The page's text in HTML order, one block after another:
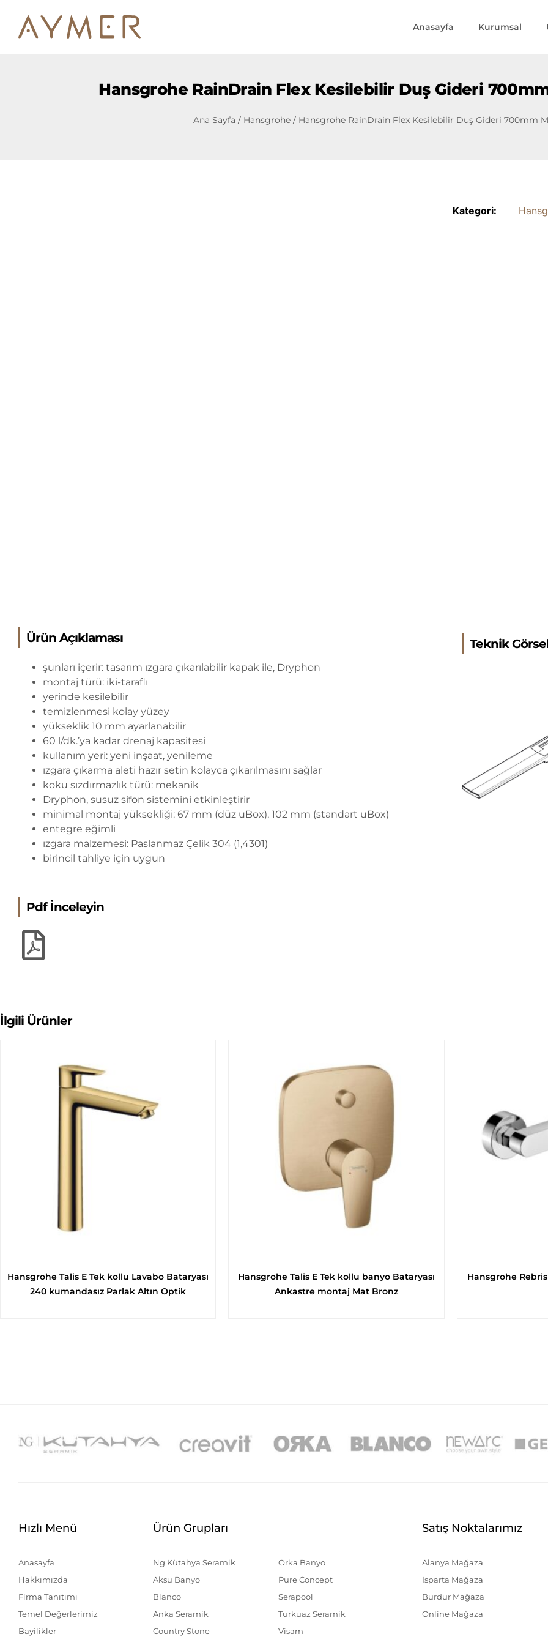
Anasayfa Kurumsal
Hansgrohe RainDrain Flex Kesilebilir Duş Gideri
Ana Sayfa / Hansgrohe/ Hansgrohe RainDrain Flex Kesilebilir Duş Gideri 700mm
Kategori:
Ürün Açıklaması
şunları içerir: tasarım ızgara çıkarılabilir kapak ile, Dryphon
montaj türü: iki-taraflı
yerinde kesilebilir
temizlenmesi kolay yüzey
yükseklik 10 mm ayarlanabilir
60 l/dk.’ya kadar drenaj kapasitesi
kullanım yeri: yeni inşaat, yenileme
ızgara çıkarma aleti hazır setin kolayca çıkarılmasını sağlar
koku sızdırmazlık türü: mekanik
Dryphon, susuz sifon sistemini etkinleştirir
minimal montaj yüksekliği: 67 mm (düz uBox), 102 mm (standart uBox)
entegre eğimli
ızgara malzemesi: Paslanmaz Çelik 304 (1,4301)
birincil tahliye için uygun
Pdf İnceleyin
Teknik
İlgili Ürünler
Hansgrohe Talis E Tek kollu Lavabo Bataryası
240 kumandasız Parlak Altın Optik
Hansgrohe Talis E Tek kollu banyo Bataryası
Ankastre montaj Mat Bronz
Hansgrohe
Hızlı Menü
Anasayfa
Hakkımızda
Firma Tanıtımı
Temel Değerlerimiz
Bayilikler
Ürün Grupları
Ng Kütahya Seramik
Aksu Banyo
Blanco
Anka Seramik
Country Stone
Orka Banyo
Pure Concept
Serapool
Turkuaz Seramik
Visam
Satış Noktalarımız
Alanya Mağaza
Isparta Mağaza
Burdur Mağaza
Online Mağaza